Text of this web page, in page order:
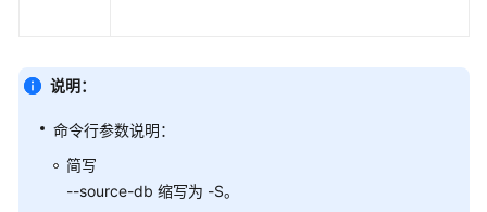
考
场
代
说明：
命令行参数说明：
简写
--source-db 缩写为 -S。